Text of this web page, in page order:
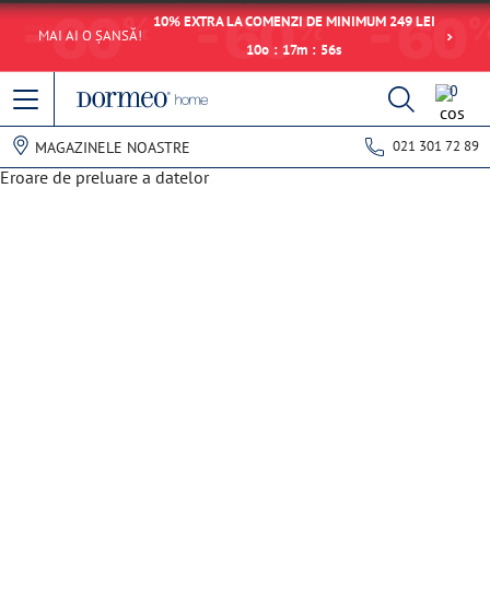
MAI AI O ȘANSĂ!
10% EXTRA LA COMENZI DE MINIMUM 249 LEI
10o : 17m : 56s
0
MAGAZINELE NOASTRE 021 301 72 89
Eroare de preluare a datelor